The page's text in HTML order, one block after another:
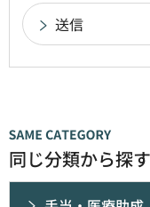
同じ分類から探す